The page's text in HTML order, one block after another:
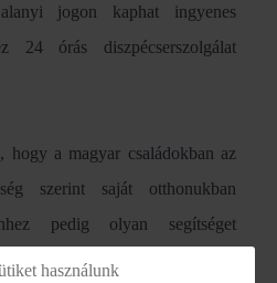
jogon kaphat ingyenes
24 órás diszpécserszolgálat
a magyar családokban az
szerint saját otthonukban
pedig olyan segítséget
amely biztonságérzetüket
használunk